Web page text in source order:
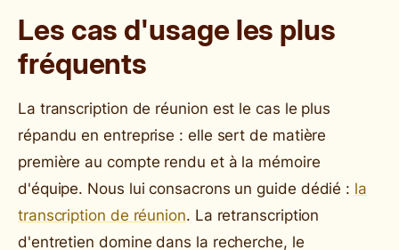
Les cas d'usage les plus
fréquents
La transcription de réunion est le cas le plus
répandu en entreprise : elle sert de matière
première au compte rendu et à la mémoire
d'équipe. Nous lui consacrons un guide dédié : la
transcription de réunion. La retranscription
d'entretien domine dans la recherche, le